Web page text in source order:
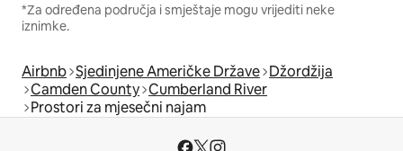
*Za određena područja i smještaje mogu vrijediti neke
iznimke.
Airbnb Sjedinjene Američke Države Džordžija
Camden County Cumberland River
Prostori za mjesečni najam